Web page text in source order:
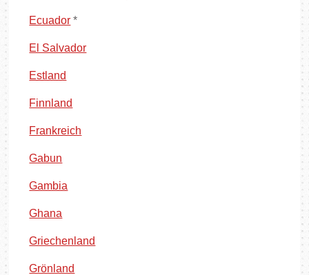
Ecuador *
El Salvador
Estland
Finnland
Frankreich
Gabun
Gambia
Ghana
Griechenland
Grönland